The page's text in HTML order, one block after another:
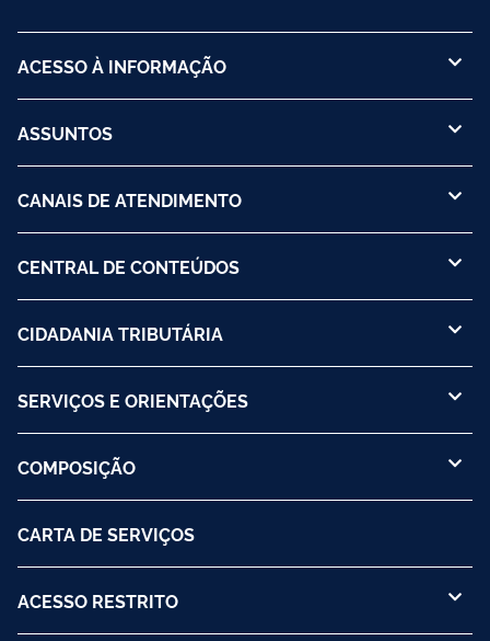
ACESSO À INFORMAÇÃO
ASSUNTOS
CANAIS DE ATENDIMENTO
CENTRAL DE CONTEÚDOS
CIDADANIA TRIBUTÁRIA
SERVIÇOS E ORIENTAÇÕES
COMPOSIÇÃO
CARTA DE SERVIÇOS
ACESSO RESTRITO